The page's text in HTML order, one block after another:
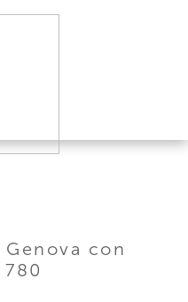
con